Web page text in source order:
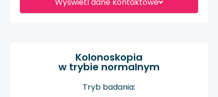
Kolonoskopia
w trybie normalnym
Tryb badania: